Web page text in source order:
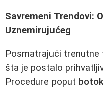
Savremeni Trendovi:
Uznemirujućeg
Posmatrajući trenutne
šta je postalo
Procedure poput